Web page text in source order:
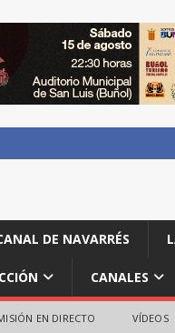
DE NAVARRÉS
CANALES
EN DIRECTO VÍDEOS